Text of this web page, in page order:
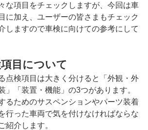
な項目をチェックしますが、今回は車
に加え、ユーザーの皆さまもチェック
しますので車検に向けての参考にして
目について
点検項目は大きく分けると「外観・外
」「装置・機能」の3つがあります。
るためのサスペンションやパーツ装着
行った車両で気を付けなければならな
紹介します。